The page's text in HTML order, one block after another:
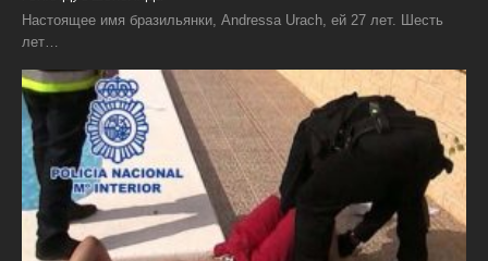
Настоящее имя бразильянки, Andressa Urach, ей 27 лет. Шесть
лет…